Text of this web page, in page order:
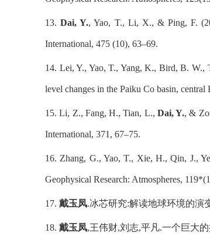
13.Dai, Y., Yao, T., Li, X., & Ping, F.
International, 475 (10), 63–69.
14. Lei, Y., Yao, T., Yang, K., Bird, B.
level changes in the Paiku Co basin,
15. Li, Z., Fang, H., Tian, L., Dai, Y., &
International, 371, 67–75.
16. Zhang, G., Yao, T., Xie, H., Qin, J.,
Geophysical Research: Atmospheres,
17. 戴玉凤.冰芯研究:解读地球环境的演
18. 戴玉凤,王伟财,刘志,平凡.一个巨大